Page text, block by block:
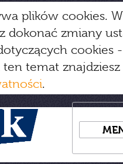
plików cookies.
dokonać zmiany
cookies
temat
.